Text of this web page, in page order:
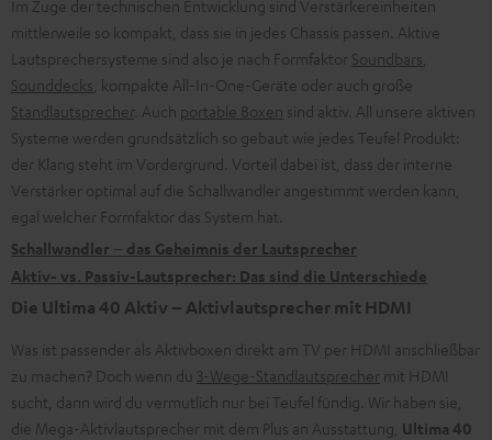
Im Zuge der technischen Entwicklung sind Verstärkereinheiten
mittlerweile so kompakt, dass sie in jedes Chassis passen. Aktive
Lautsprechersysteme sind also je nach Formfaktor Soundbars
Sounddecks , kompakte All-In-One-Geräte oder auch große
Standlautsprecher. Auch portable Boxen sind aktiv. All unsere aktiven
Systeme werden grundsätzlich so gebaut wie jedes Teufel Produkt:
der Klang steht im Vordergrund. Vorteil dabei ist, dass der interne
Verstärker optimal auf die Schallwandler angestimmt werden kann,
egal welcher Formfaktor das System hat.
Schallwandler – das Geheimnis der Lautsprecher
Aktiv- vs. Passiv-Lautsprecher: Das sind die Unterschiede
Die Ultima 40 Aktiv – Aktivlautsprecher mit HDMI
Was ist passender als Aktivboxen direkt am TV per HDMI anschließbar
zu machen? Doch wenn du
3-Wege-Standlautsprecher mit HDMI
sucht, dann wird du vermutlich nur bei Teufel fündig. Wir haben sie,
die Mega-Aktivlautsprecher mit dem Plus an Ausstattung, Ultima 40